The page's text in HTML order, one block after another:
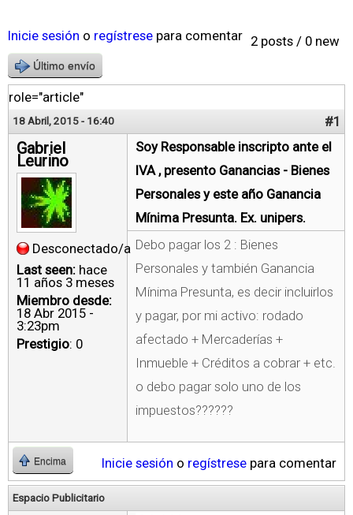
2 posts / 0 new
Inicie sesión o regístrese para comentar
Último envío
role="article"
18 Abril, 2015 - 16:40 #1
Gabriel
Leurino
Desconectado/a
Last seen: hace
11 años 3 meses
Miembro desde:
18 Abr 2015 -
3:23pm
Prestigio: 0
Soy Responsable inscripto ante el
IVA , presento Ganancias - Bienes
Personales y este año Ganancia
Mínima Presunta. Ex. unipers.
Debo pagar los 2 : Bienes
Personales y también Ganancia
Mínima Presunta, es decir incluirlos
y pagar, por mi activo: rodado
afectado + Mercaderías +
Inmueble + Créditos a cobrar + etc.
o debo pagar solo uno de los
impuestos??????
Encima Inicie sesión o regístrese para comentar
Espacio Publicitario